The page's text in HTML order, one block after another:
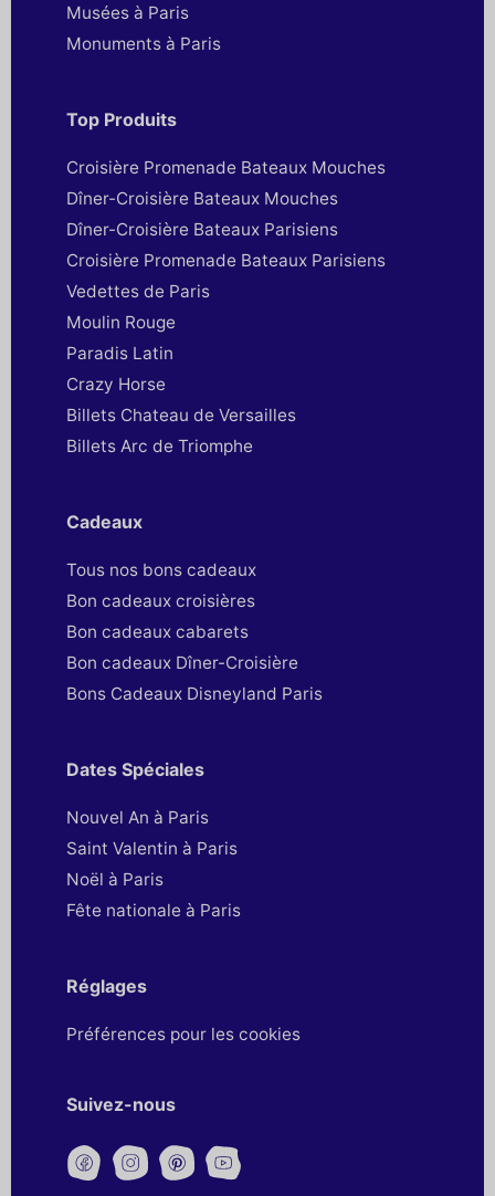
Musées à Paris
Monuments à Paris
Top Produits
Croisière Promenade Bateaux Mouches
Dîner-Croisière Bateaux Mouches
Dîner-Croisière Bateaux Parisiens
Croisière Promenade Bateaux Parisiens
Vedettes de Paris
Moulin Rouge
Paradis Latin
Crazy Horse
Billets Chateau de Versailles
Billets Arc de Triomphe
Cadeaux
Tous nos bons cadeaux
Bon cadeaux croisières
Bon cadeaux cabarets
Bon cadeaux Dîner-Croisière
Bons Cadeaux Disneyland Paris
Dates Spéciales
Nouvel An à Paris
Saint Valentin à Paris
Noël à Paris
Fête nationale à Paris
Réglages
Préférences pour les cookies
Suivez-nous